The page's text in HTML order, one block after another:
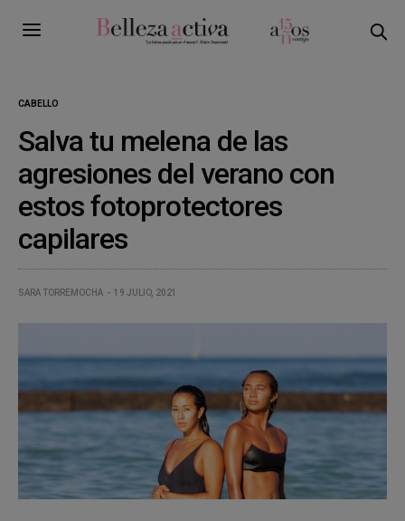
CABELLO
Salva tu melena de las
agresiones del verano con
estos fotoprotectores
capilares
SARA TORREMOCHA 19 JULIO, 2021